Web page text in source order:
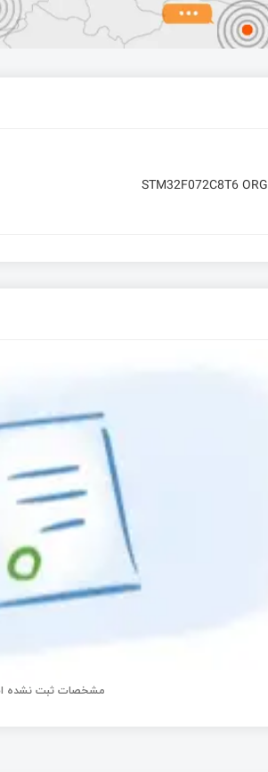
STM32F072C8T6 ORG
مشخصات ثبت نشده